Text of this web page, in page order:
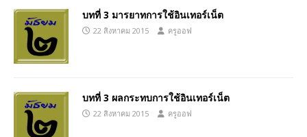
บทที่ 3 มารยาทการใช้อินเทอร์เน็ต
22 สิงหาคม 2015 ครูออฟ
บทที่ 3 ผลกระทบการใช้อินเทอร์เน็ต
22 สิงหาคม 2015 ครูออฟ